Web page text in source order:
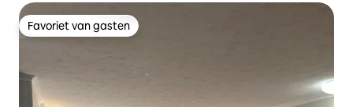
Favoriet van gasten
Favoriet van gasten